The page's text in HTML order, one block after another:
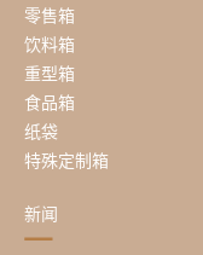
零售箱
饮料箱
重型箱
食品箱
纸袋
特殊定制箱
新闻